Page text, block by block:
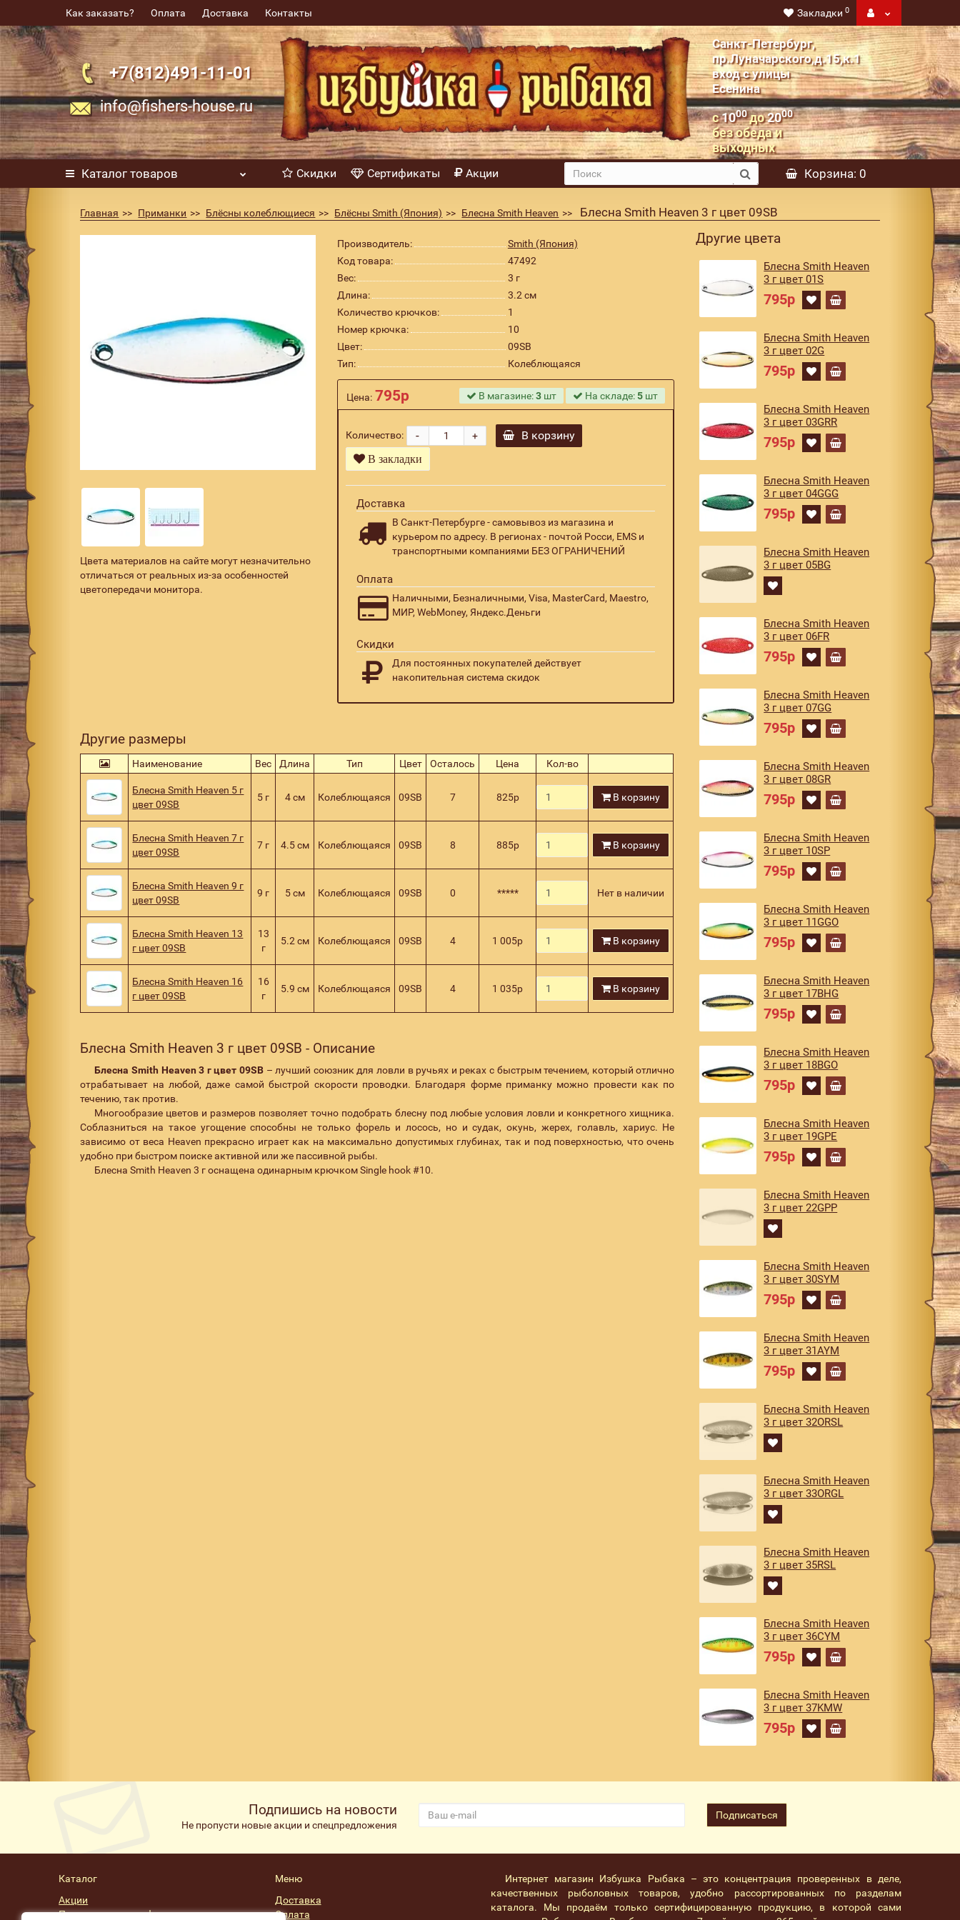
Как заказать? Оплата Доставка Контакты Закладки 0
+7(812)491-11-01
info@fishers-house.ru
Санкт-Петербург,
пр.Луначарского,д.15,к.1
вход с улицы
Есенина
с1000до2000
без обеда и
выходных
Каталог товаров Скидки Сертификаты Акции Корзина: 0
Главная Приманки Блёсны колеблющиеся Блёсны Smith (Япония) Блесна Smith Heaven Блесна Smith Heaven 3 г цвет 09SB
Цвета материалов на сайте могут незначительно
отличаться от реальных из-за особенностей
цветопередачи монитора.
Производитель:
Smith (Япония)
Код товара:
47492
Вес:
3 г
Длина:
3.2 см
Количество крючков:
1
Номер крючка:
10
Цвет:
09SB
Тип:
Колеблющаяся
Цена: 795р В магазине:3 шт На складе:5 шт
Количество: +
- В корзину
В закладки
Доставка
В Санкт-Петербурге - самовывоз из магазина и
курьером по адресу. В регионах - почтой Росси, EMS и
транспортными компаниями БЕЗ ОГРАНИЧЕНИЙ
Оплата
Наличными, Безналичными, Visa, MasterCard, Maestro,
МИР, WebMoney, Яндекс.Деньги
Скидки
Для постоянных покупателей действует
накопительная система скидок
Другие размеры
Наименование Вес Длина Тип Цвет Осталось Цена Кол-во
Блесна Smith Heaven 5 г
цвет 09SB
5 г 4 см Колеблющаяся 09SB 7 825р В корзину
Блесна Smith Heaven 7 г
цвет 09SB
7 г 4.5 см Колеблющаяся 09SB 8 885р В корзину
Блесна Smith Heaven 9 г
цвет 09SB
9 г 5 см Колеблющаяся 09SB 0 ***** Нет в наличии
Блесна Smith Heaven 13
г цвет 09SB
13
г
5.2 см Колеблющаяся 09SB 4 1 005р В корзину
Блесна Smith Heaven 16
г цвет 09SB
16
г
5.9 см Колеблющаяся 09SB 4 1 035р В корзину
Блесна Smith Heaven 3 г цвет 09SB - Описание
Блесна Smith Heaven 3 г цвет 09SB – лучший союзник для ловли в ручьях и реках с быстрым течением, который отлично
отрабатывает на любой, даже самой быстрой скорости проводки. Благодаря форме приманку можно провести как по
течению, так против.
Многообразие цветов и размеров позволяет точно подобрать блесну под любые условия ловли и конкретного хищника.
Соблазниться на такое угощение способны не только форель и лосось, но и судак, окунь, жерех, голавль, хариус. Не
зависимо от веса Heaven прекрасно играет как на максимально допустимых глубинах, так и под поверхностью, что очень
удобно при быстром поиске активной или же пассивной рыбы.
Блесна Smith Heaven 3 г оснащена одинарным крючком Single hook #10.
Другие цвета
Блесна Smith Heaven
3 г цвет 01S
795р
Блесна Smith Heaven
3 г цвет 02G
795р
Блесна Smith Heaven
3 г цвет 03GRR
795р
Блесна Smith Heaven
3 г цвет 04GGG
795р
Блесна Smith Heaven
3 г цвет 05BG
Блесна Smith Heaven
3 г цвет 06FR
795р
Блесна Smith Heaven
3 г цвет 07GG
795р
Блесна Smith Heaven
3 г цвет 08GR
795р
Блесна Smith Heaven
3 г цвет 10SP
795р
Блесна Smith Heaven
3 г цвет 11GGO
795р
Блесна Smith Heaven
3 г цвет 17BHG
795р
Блесна Smith Heaven
3 г цвет 18BGO
795р
Блесна Smith Heaven
3 г цвет 19GPE
795р
Блесна Smith Heaven
3 г цвет 22GPP
Блесна Smith Heaven
3 г цвет 30SYM
795р
Блесна Smith Heaven
3 г цвет 31AYM
795р
Блесна Smith Heaven
3 г цвет 32ORSL
Блесна Smith Heaven
3 г цвет 33ORGL
Блесна Smith Heaven
3 г цвет 35RSL
Блесна Smith Heaven
3 г цвет 36CYM
795р
Блесна Smith Heaven
3 г цвет 37KMW
795р
Подпишись на новости
Не пропусти новые акции и спецпредложения
Подписаться
Каталог
Акции
Подарочные сертификаты
Меню
Доставка
Оплата
Интернет магазин Избушка Рыбака – это концентрация проверенных в деле,
качественных рыболовных товаров, удобно рассортированных по разделам
каталога. Мы продаём только сертифицированную продукцию, в которой сами